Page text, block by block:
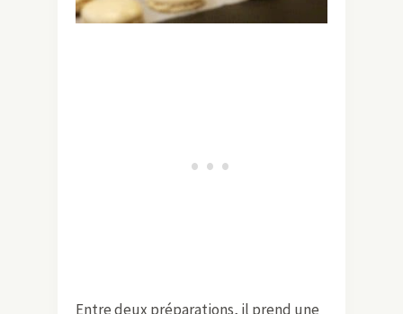
Entre deux préparations, il prend une